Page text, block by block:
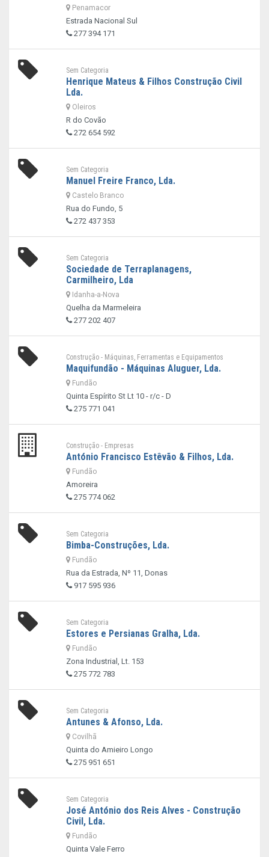
Penamacor
Estrada Nacional Sul
277 394 171
Sem Categoria
Henrique Mateus & Filhos Construção Civil
Lda.
Oleiros
R do Covão
272 654 592
Sem Categoria
Manuel Freire Franco, Lda.
Castelo Branco
Rua do Fundo, 5
272 437 353
Sem Categoria
Sociedade de Terraplanagens,
Carmilheiro, Lda
Idanha-a-Nova
Quelha da Marmeleira
277 202 407
Construção - Máquinas, Ferramentas e Equipamentos
Maquifundão - Máquinas Aluguer, Lda.
Fundão
Quinta Espírito St Lt 10 - r/c - D
275 771 041
Construção - Empresas
António Francisco Estêvão & Filhos, Lda.
Fundão
Amoreira
275 774 062
Sem Categoria
Bimba-Construções, Lda.
Fundão
Rua da Estrada, Nº 11, Donas
917 595 936
Sem Categoria
Estores e Persianas Gralha, Lda.
Fundão
Zona Industrial, Lt. 153
275 772 783
Sem Categoria
Antunes & Afonso, Lda.
Covilhã
Quinta do Amieiro Longo
275 951 651
Sem Categoria
José António dos Reis Alves - Construção
Civil, Lda.
Fundão
Quinta Vale Ferro